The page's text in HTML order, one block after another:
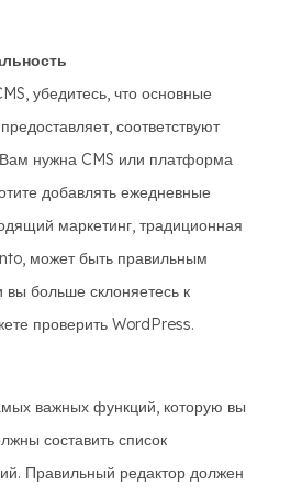
убедитесь, что основные
соответствуют
нужна CMS или платформа
добавлять ежедневные
маркетинг, традиционная
может быть правильным
больше склоняетесь к
проверить WordPress.
важных функций, которую вы
составить список
Правильный редактор должен